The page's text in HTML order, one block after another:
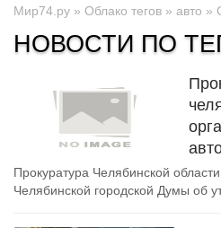
Мир74.ру » Облако тегов » авто »
НОВОСТИ ПО
Прокуратура Челябинской
Челябинской городской Думы об